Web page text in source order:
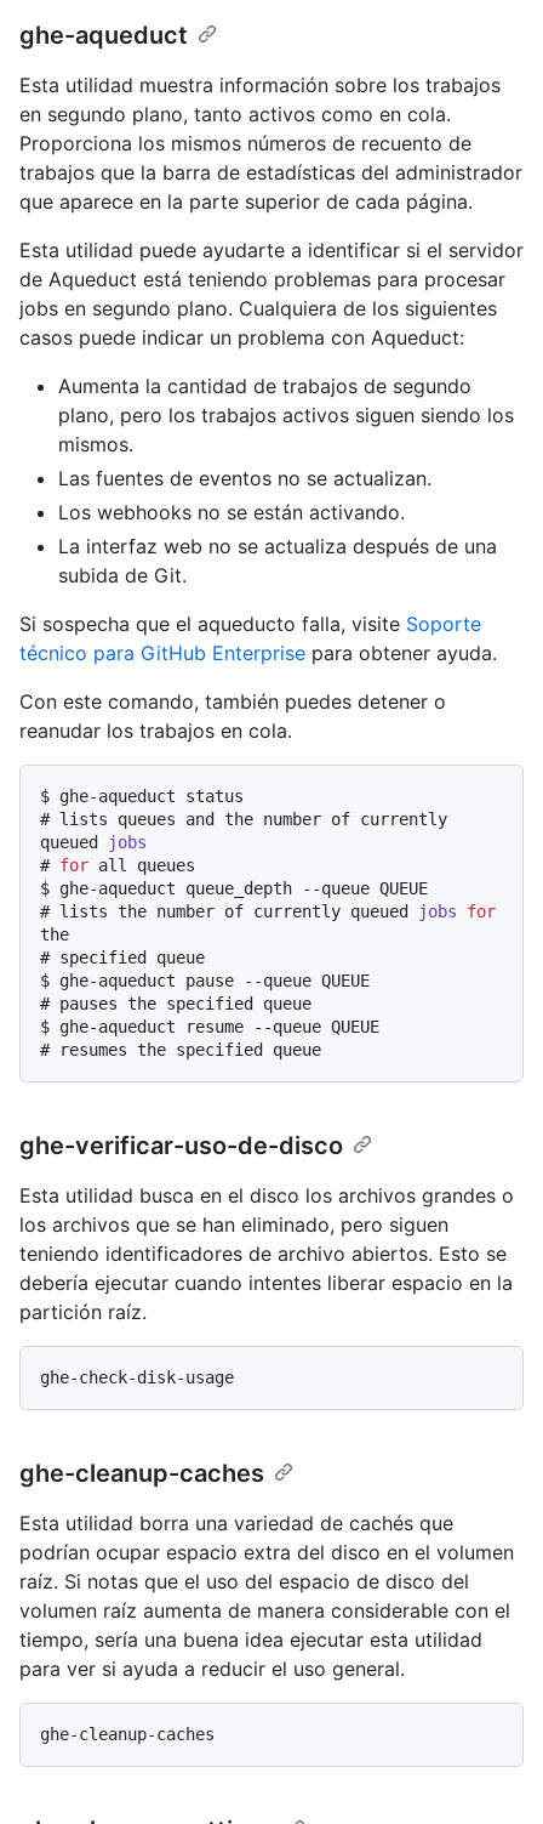
ghe-aqueduct
Esta utilidad muestra información sobre los trabajos
en segundo plano, tanto activos como en cola.
Proporciona los mismos números de recuento de
trabajos que la barra de estadísticas del administrador
que aparece en la parte superior de cada página.
Esta utilidad puede ayudarte a identificar si el servidor
de Aqueduct está teniendo problemas para procesar
jobs en segundo plano. Cualquiera de los siguientes
casos puede indicar un problema con Aqueduct:
Aumenta la cantidad de trabajos de segundo
plano, pero los trabajos activos siguen siendo los
mismos.
Las fuentes de eventos no se actualizan.
Los webhooks no se están activando.
La interfaz web no se actualiza después de una
subida de Git.
Si sospecha que el aqueducto falla, visite Soporte
técnico para GitHub Enterprise para obtener ayuda.
Con este comando, también puedes detener o
reanudar los trabajos en cola.
$ ghe-aqueduct status
# lists queues and the number of currently
queued
jobs
# for all queues
$ ghe-aqueduct queue_depth --queue QUEUE
# lists the number of currently queued jobs
for
the
# specified queue
$ ghe-aqueduct pause --queue QUEUE
# pauses the specified queue
$ ghe-aqueduct resume --queue QUEUE
# resumes the specified queue
ghe-verificar-uso-de-disco
Esta utilidad busca en el disco los archivos grandes o
los archivos que se han eliminado, pero siguen
teniendo identificadores de archivo abiertos. Esto se
debería ejecutar cuando intentes liberar espacio en la
partición raíz.
ghe-cleanup-caches
Esta utilidad borra una variedad de cachés que
podrían ocupar espacio extra del disco en el volumen
raíz. Si notas que el uso del espacio de disco del
volumen raíz aumenta de manera considerable con el
tiempo, sería una buena idea ejecutar esta utilidad
para ver si ayuda a reducir el uso general.